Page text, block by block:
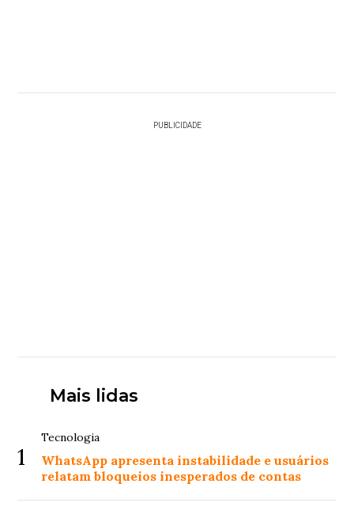
PUBLICIDADE
Mais lidas
1
Tecnologia
WhatsApp apresenta instabilidade e usuários
relatam bloqueios inesperados de contas